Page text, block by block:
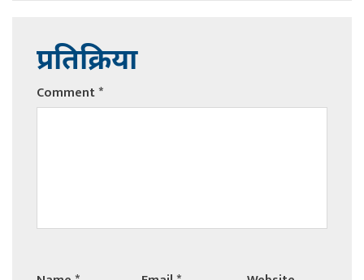
प्रतिक्रिया
Comment*